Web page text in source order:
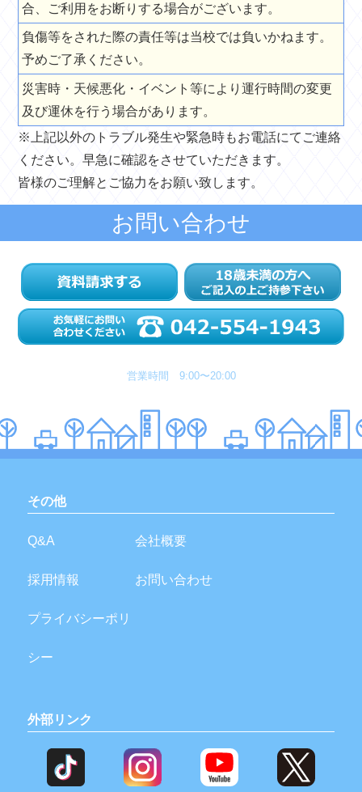
合、ご利用をお断りする場合がございます。
負傷等をされた際の責任等は当校では負いかねます。
予めご了承ください。
災害時・天候悪化・イベント等により運行時間の変更
及び運休を行う場合があります。
※上記以外のトラブル発生や緊急時もお電話にてご連絡
ください。早急に確認をさせていただきます。
皆様のご理解とご協力をお願い致します。
お問い合わせ
営業時間 9:00〜20:00
その他
Q&A 会社概要
採用情報 お問い合わせ
プライバシーポリ
シー
外部リンク